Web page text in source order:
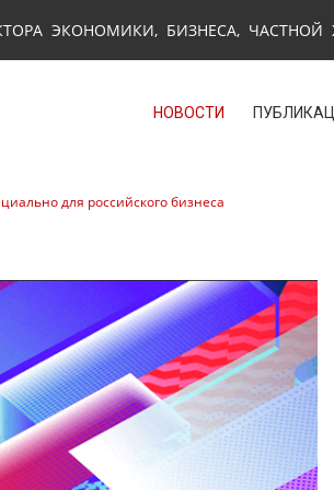
ЭКОНОМИКИ, БИЗНЕСА,
НОВОСТИ
для российского бизнеса